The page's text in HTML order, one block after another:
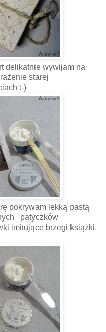
delikatnie wywijam na
starej
:-)
pokrywam lekką pastą
patyczków
imitujące brzegi książki.